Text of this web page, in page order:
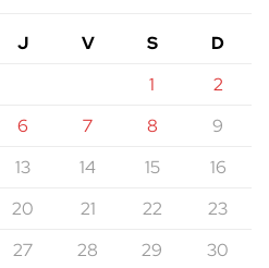
J V S
D
1
2
6 7 8
9
13 14 15
16
20 21 22
23
27 28 29
30